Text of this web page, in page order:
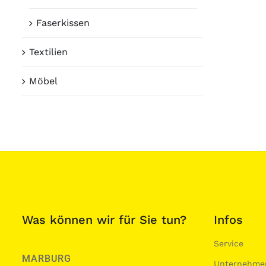
Faserkissen
Textilien
Möbel
Was können wir für Sie tun?
MARBURG
Infos
Service